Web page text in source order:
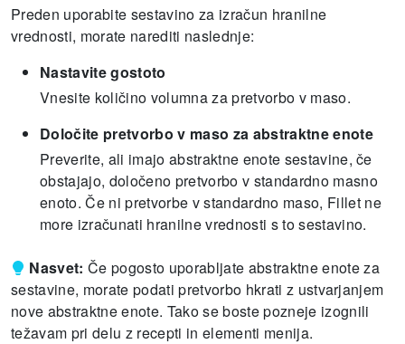
Preden uporabite sestavino za izračun hranilne
vrednosti, morate narediti naslednje:
Nastavite gostoto
Vnesite količino volumna za pretvorbo v maso.
Določite pretvorbo v maso za abstraktne enote
Preverite, ali imajo abstraktne enote sestavine, če
obstajajo, določeno pretvorbo v standardno masno
enoto. Če ni pretvorbe v standardno maso, Fillet ne
more izračunati hranilne vrednosti s to sestavino.
Nasvet: Če pogosto uporabljate abstraktne enote za
sestavine, morate podati pretvorbo hkrati z ustvarjanjem
nove abstraktne enote. Tako se boste pozneje izognili
težavam pri delu z recepti in elementi menija.